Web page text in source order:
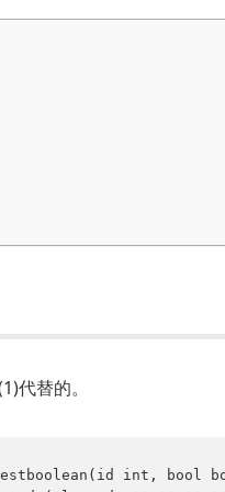
代替的。
int, bool